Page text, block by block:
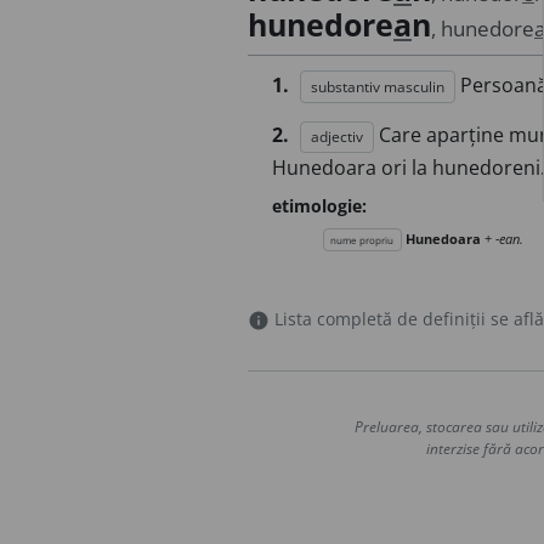
hunedorean, hunedorea
1. substantiv masculin
2.
adjectiv Care aparține
Hunedoara ori la hunedoreni.
etimologie:
nume propriu Hunedoara + -ean.
info Lista completă de definiții se
Preluarea, stocarea sau
interzise fără